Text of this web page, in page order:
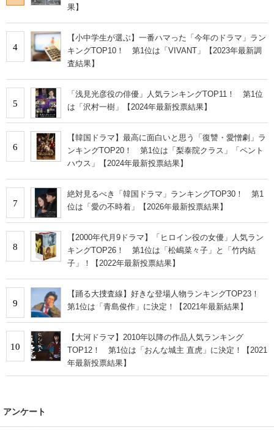
果】
4
【小中学生が選ぶ】一番ハマった「今年のドラマ」ラン
キングTOP10！ 第1位は「VIVANT」【2023年最新調
査結果】
5
「浅見光彦役の俳優」人気ランキングTOP11！ 第1位
は「沢村一樹」【2024年最新投票結果】
6
【韓国ドラマ】最高に面白いと思う「復讐・愛憎劇」ラ
ンキングTOP20！ 第1位は「梨泰院クラス」「ペント
ハウス」【2024年最新投票結果】
7
絶対見るべき「韓国ドラマ」ランキングTOP30！ 第1
位は「愛の不時着」【2026年最新投票結果】
8
【2000年代月9ドラマ】「ヒロイン役の女優」人気ラン
キングTOP26！ 第1位は「松嶋菜々子」と「竹内結
子」！【2022年最新投票結果】
9
【踊る大捜査線】好きな登場人物ランキングTOP23！
第1位は「青島俊作」に決定！【2021年最新結果】
10
【大河ドラマ】2010年以降の作品人気ランキング
TOP12！ 第1位は「おんな城主 直虎」に決定！【2021
年最新投票結果】
アンケート